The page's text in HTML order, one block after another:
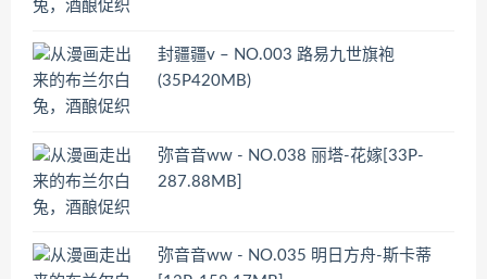
封疆疆v – NO.003 路易九世旗袍
(35P420MB)
弥音音ww - NO.038 丽塔-花嫁[33P-
287.88MB]
弥音音ww - NO.035 明日方舟-斯卡蒂